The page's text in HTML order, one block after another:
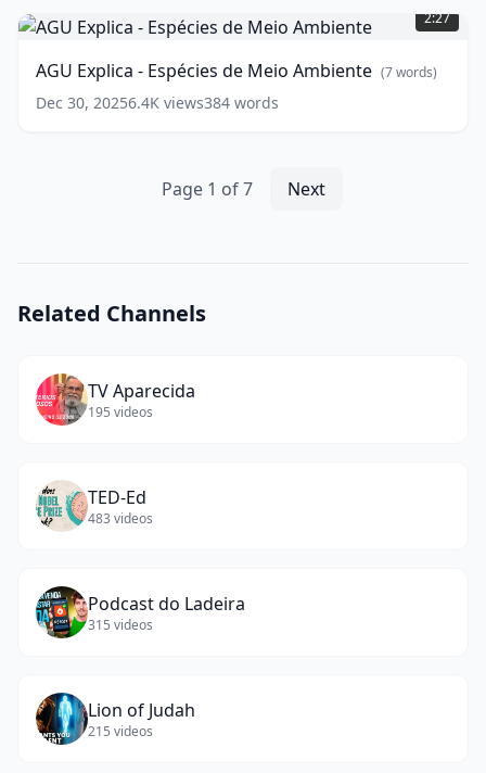
Explica
-
de
Meio
2:27
AGU Explica - Espécies de Meio Ambiente (7words)
Dec 30, 20256.4K views384 words
Page 1 of7 Next
Related Channels
TV Aparecida
195 videos
TED-Ed
483 videos
Podcast do Ladeira
315 videos
Lion of Judah
215 videos